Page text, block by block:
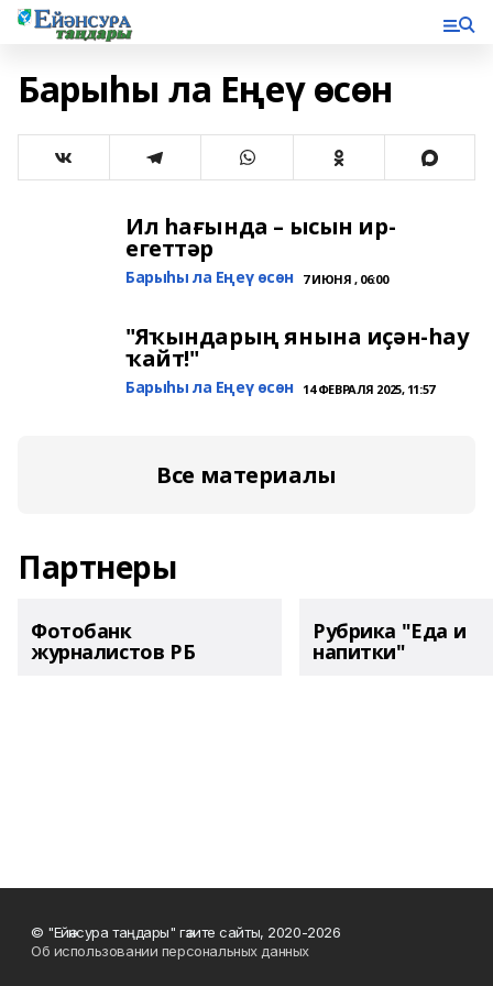
Барыһы ла Еңеү өсөн
Ил һағында – ысын ир-
егеттәр
Барыһы ла Еңеү өсөн 7 ИЮНЯ , 06:00
"Яҡындарың янына иҫән-һау
ҡайт!"
Барыһы ла Еңеү өсөн 14 ФЕВРАЛЯ 2025, 11:57
Все материалы
Партнеры
Фотобанк
журналистов РБ
Рубрика "Еда и
напитки"
© "Ейәнсура таңдары" гәзите сайты, 2020-2026
Об использовании персональных данных